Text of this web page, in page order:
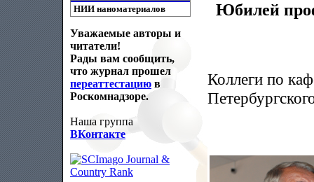
НИИ наноматериалов
Уважаемые авторы и
читатели!
Рады вам сообщить,
что журнал прошел
переаттестацию в
Роскомнадзоре.
Наша группа
ВКонтакте
Юбилей
Коллеги по